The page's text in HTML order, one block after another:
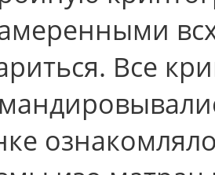
Все